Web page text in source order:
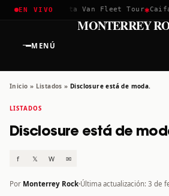
EN VIVO
2026✱ Greta Van Fleet Tour✱
MENÚ
MONTERREY
Inicio » Listados » Disclosure está de moda.
LISTADOS
Disclosure está de
f 𝕏 W ✉
Por Monterrey Rock Última actualización: 3 de